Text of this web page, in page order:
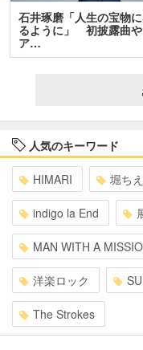
石井琢磨「人生の宝物
るように」 初披露曲
ア…
人気のキーワード
HIMARI 堀ち
indigo la End
MAN WITH A
洋楽ロック
The Strokes